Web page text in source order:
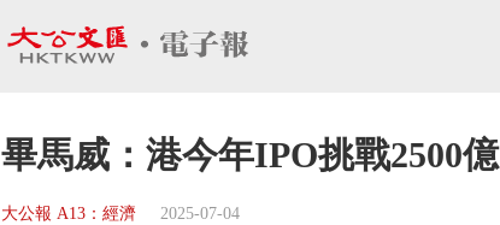
畢馬威：港今年IPO挑戰2500億
大公報 A13：經濟 2025-07-04